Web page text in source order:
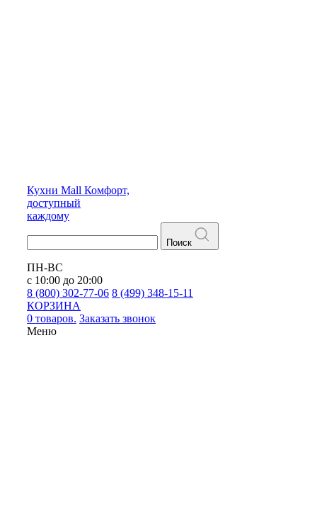
Кухни Mall Комфорт,
доступный
каждому
Поиск
ПН-ВС
с 10:00 до 20:00
8 (800) 302-77-06 8 (499) 348-15-11
КОРЗИНА
0 товаров. Заказать звонок
Меню